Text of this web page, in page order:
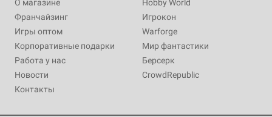
О магазине
Франчайзинг
Игры оптом
Корпоративные подарки
Работа у нас
Новости
Контакты
Hobby World
Игрокон
Warforge
Мир фантастики
Берсерк
CrowdRepublic